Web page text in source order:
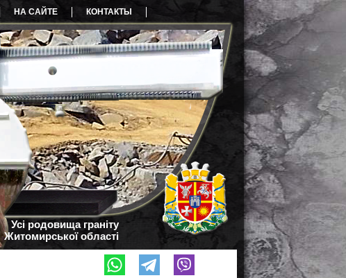
НА САЙТЕ КОНТАКТЫ
Усі родовища граніту
Житомирської області